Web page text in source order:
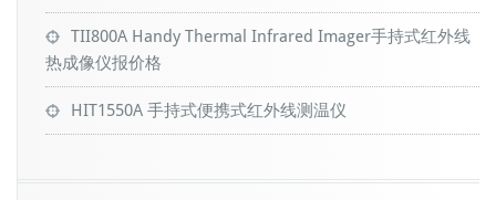
TII800A Handy Thermal Infrared Imager手持式红外线
热成像仪报价格
HIT1550A 手持式便携式红外线测温仪